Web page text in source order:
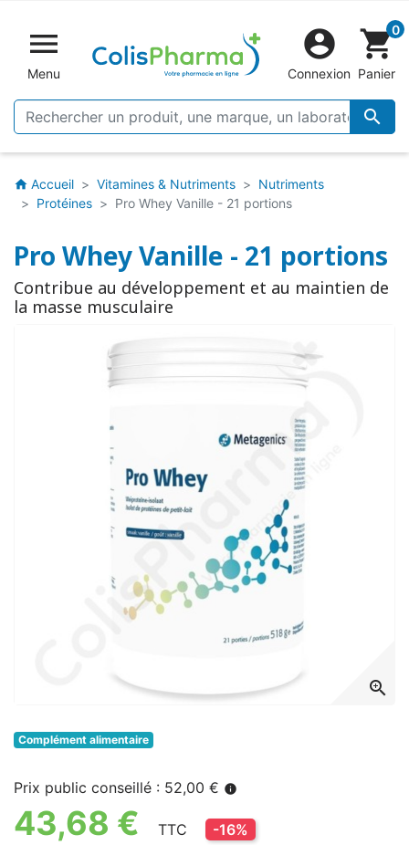

Menu


Connexion
shopping_cart0
Panier
home Accueil Vitamines & Nutriments
Nutriments
Protéines
Pro Whey Vanille - 21 portions
Pro Whey Vanille - 21 portions
Contribue au développement et au maintien de
la masse musculaire
zoom_in
Complément alimentaire
Prix public conseillé : 52,00 € info
43,68 € TTC -16%